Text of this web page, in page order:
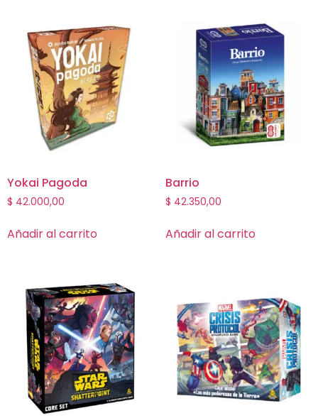
Yokai Pagoda
$ 42.000,00
Añadir al carrito
Barrio
$ 42.350,00
Añadir al carrito